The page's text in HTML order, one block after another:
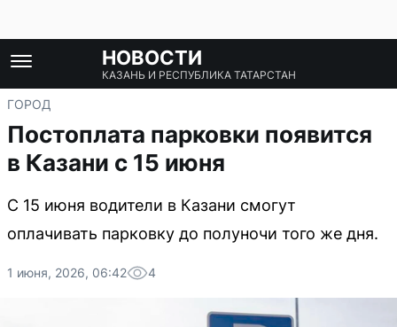
НОВОСТИ
КАЗАНЬ И РЕСПУБЛИКА ТАТАРСТАН
ГОРОД
Постоплата парковки появится
в Казани с 15 июня
С 15 июня водители в Казани смогут
оплачивать парковку до полуночи того же дня.
1 июня, 2026, 06:42 4